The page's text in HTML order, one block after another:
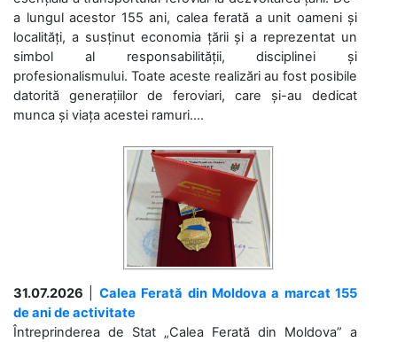
a lungul acestor 155 ani, calea ferată a unit oameni și
localități, a susținut economia țării și a reprezentat un
simbol al responsabilității, disciplinei și
profesionalismului. Toate aceste realizări au fost posibile
datorită generațiilor de feroviari, care și-au dedicat
munca și viața acestei ramuri....
31.07.2026
Calea Ferată din Moldova a marcat 155
de ani de activitate
Întreprinderea de Stat „Calea Ferată din Moldova” a